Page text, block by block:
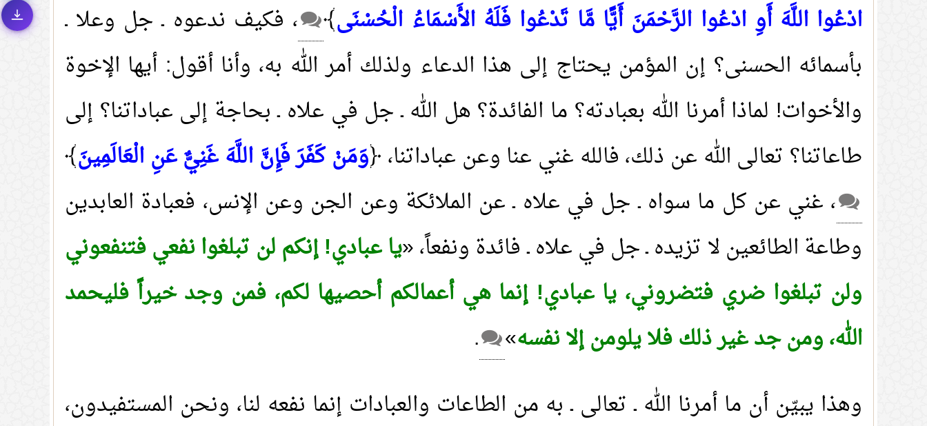
🔔 إشعارات ذكية
ادْعُوا اللَّهَ أَوِ ادْعُوا الرَّحْمَنَ أَيًّا مَّا تَدْعُوا فَلَهُ الأَسْمَاءُ الْحُسْنَى﴾
، فكيف ندعوه ـ جل وعلا ـ
بأسمائه الحسنى؟ إن المؤمن يحتاج إلى هذا الدعاء ولذلك أمر الله به، وأنا أقول: أيها الإخوة
والأخوات! لماذا أمرنا الله بعبادته؟ ما الفائدة؟ هل الله ـ جل في علاه ـ بحاجة إلى عباداتنا؟ إلى
طاعاتنا؟ تعالى الله عن ذلك، فالله غني عنا وعن عباداتنا، ﴿وَمَنْ كَفَرَ فَإِنَّ اللَّهَ غَنِيٌّ عَنِ الْعَالَمِينَ﴾
، غني عن كل ما سواه ـ جل في علاه ـ عن الملائكة وعن الجن وعن الإنس، فعبادة العابدين
وطاعة الطائعين لا تزيده ـ جل في علاه ـ فائدة ونفعاً، «يا عبادي! إنكم لن تبلغوا نفعي فتنفعوني
ولن تبلغوا ضري فتضروني، يا عبادي! إنما هي أعمالكم أحصيها لكم، فمن وجد خيراً فليحمد
الله، ومن جد غير ذلك فلا يلومن إلا نفسه»
.
وهذا يبيّن أن ما أمرنا الله ـ تعالى ـ به من الطاعات والعبادات إنما نفعه لنا، ونحن المستفيدون،